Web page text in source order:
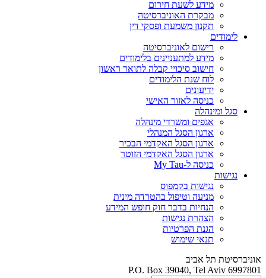
מידע לשעת חירום
מבקרת האוניברסיטה
תקנון משמעת ופסקי דין
לימודים
רישום לאוניברסיטה
מידע למתעניינים בלימודים
חישוב סיכויי קבלה לתואר ראשון
לוח שנת הלימודים
ידיעונים
כניסה לאזור האישי
סגל ומינהלה
אגפים ומשרדי מינהלה
ארגון הסגל המנהלי
ארגון הסגל האקדמי הבכיר
ארגון הסגל האקדמי הזוטר
כניסה ל-My Tau
נגישות
נגישות בקמפוס
מניעה וטיפול בהטרדה מינית
הנחיות בדבר חוק חופש המידע
הצהרת נגישות
הגנת הפרטיות
תנאי שימוש
אוניברסיטת תל אביב
P.O. Box 39040, Tel Aviv 6997801